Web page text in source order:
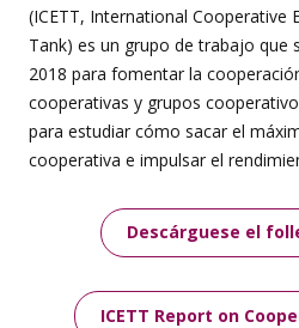
(ICETT, International Cooperative
Tank) es un grupo de trabajo que
2018 para fomentar la
cooperativas y grupos
para estudiar cómo sacar el
cooperativa e impulsar el
Descárguese el
ICETT Report on